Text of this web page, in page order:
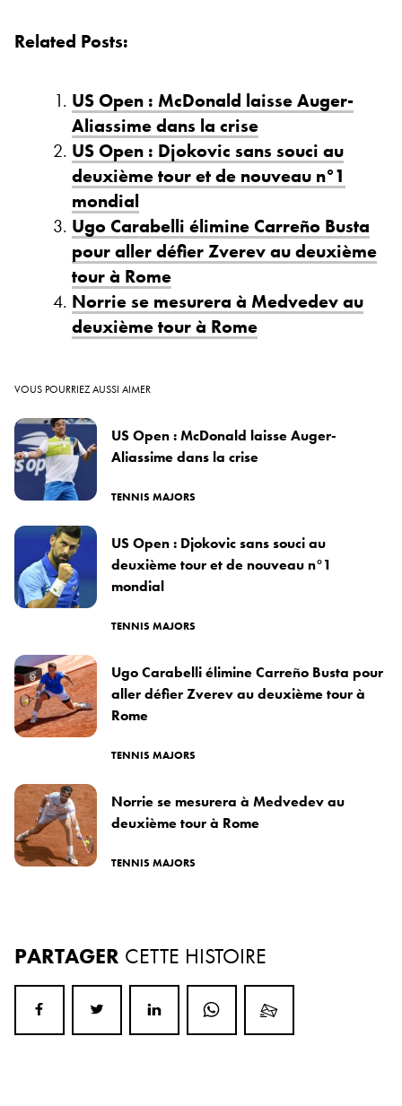
Related Posts:
US Open : McDonald laisse Auger-
Aliassime dans la crise
US Open : Djokovic sans souci au
deuxième tour et de nouveau n°1
mondial
Ugo Carabelli élimine Carreño Busta
pour aller défier Zverev au deuxième
tour à Rome
Norrie se mesurera à Medvedev au
deuxième tour à Rome
VOUS POURRIEZ AUSSI AIMER
US Open : McDonald laisse Auger-
Aliassime dans la crise
TENNIS MAJORS
US Open : Djokovic sans souci au
deuxième tour et de nouveau n°1
mondial
TENNIS MAJORS
Ugo Carabelli élimine Carreño Busta pour
aller défier Zverev au deuxième tour à
Rome
TENNIS MAJORS
Norrie se mesurera à Medvedev au
deuxième tour à Rome
TENNIS MAJORS
PARTAGER CETTE HISTOIRE